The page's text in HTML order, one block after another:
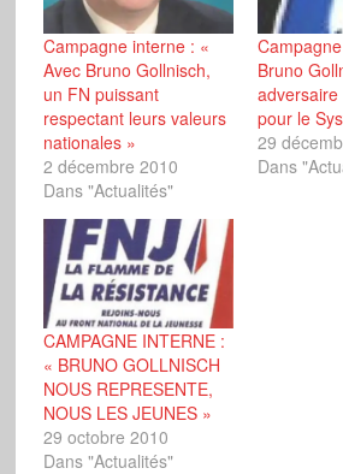
Campagne interne : «
Avec Bruno Gollnisch,
un FN puissant
respectant leurs valeurs
nationales »
2 décembre 2010
Dans "Actualités"
Bruno
pour le
29
Dans
CAMPAGNE INTERNE :
« BRUNO GOLLNISCH
NOUS REPRESENTE,
NOUS LES JEUNES »
29 octobre 2010
Dans "Actualités"